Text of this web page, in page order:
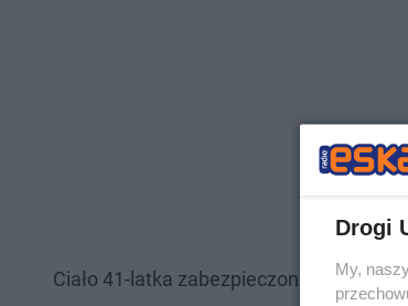
Ciało 41-latka zabezpieczono do sekcji
Drogi
My,